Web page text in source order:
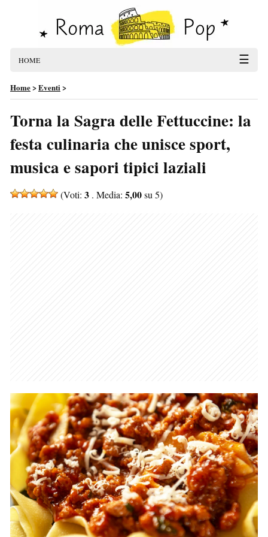
HOME ☰
Home>Eventi>
Torna la Sagra delle Fettuccine: la
festa culinaria che unisce sport,
musica e sapori tipici laziali
(Voti: 3 . Media: 5,00su 5)